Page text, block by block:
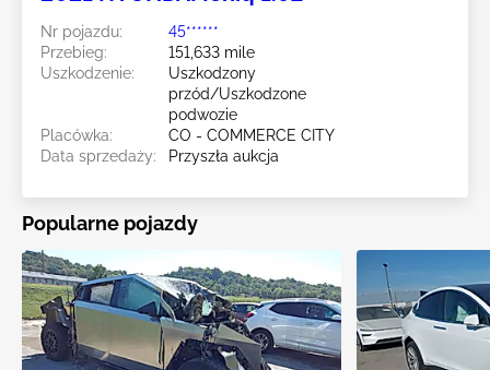
Nr pojazdu:
45******
Przebieg:
151,633 mile
Uszkodzenie:
Uszkodzony
przód/Uszkodzone
podwozie
Placówka:
CO - COMMERCE CITY
Data sprzedaży:
Przyszła aukcja
Popularne pojazdy